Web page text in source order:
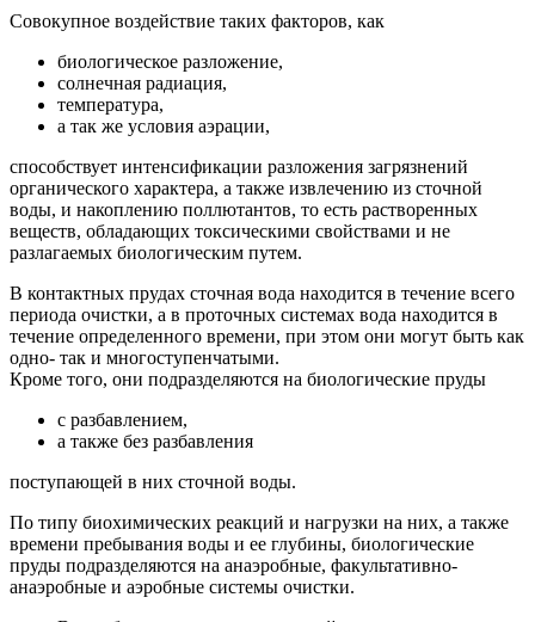
Совокупное воздействие таких факторов, как
биологическое разложение,
солнечная радиация,
температура,
а так же условия аэрации,
способствует интенсификации разложения загрязнений
органического характера, а также извлечению из сточной
воды, и накоплению поллютантов, то есть растворенных
веществ, обладающих токсическими свойствами и не
разлагаемых биологическим путем.
В контактных прудах сточная вода находится в течение всего
периода очистки, а в проточных системах вода находится в
течение определенного времени, при этом они могут быть как
одно- так и многоступенчатыми.
Кроме того, они подразделяются на биологические пруды
с разбавлением,
а также без разбавления
поступающей в них сточной воды.
По типу биохимических реакций и нагрузки на них, а также
времени пребывания воды и ее глубины, биологические
пруды подразделяются на анаэробные, факультативно-
анаэробные и аэробные системы очистки.